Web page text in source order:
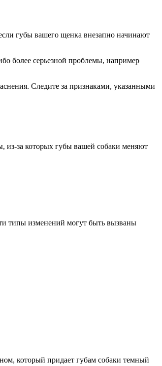
губы вашего щенка внезапно начинают
более серьезной проблемы, например
Следите за признаками, указанными
из-за которых губы вашей собаки меняют
типы изменений могут быть вызваны
который придает губам собаки темный